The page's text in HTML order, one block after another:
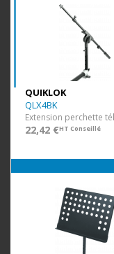
QUIKLOK
QLX4BK
22,42 €HT Conseillé